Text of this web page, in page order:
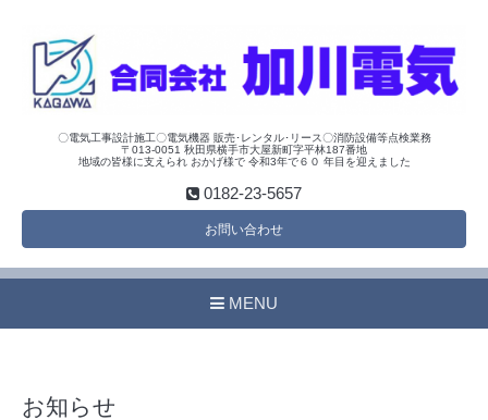
〇電気工事設計施工〇電気機器 販売･レンタル･リース〇消防設備等点検業務
〒013-0051 秋田県横手市大屋新町字平林187番地
地域の皆様に支えられ おかげ様で 令和3年で６０ 年目を迎えました
0182-23-5657
お問い合わせ
MENU
お知らせ